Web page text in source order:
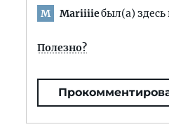
M Mariiiieбыл(а) здесь
Полезно?